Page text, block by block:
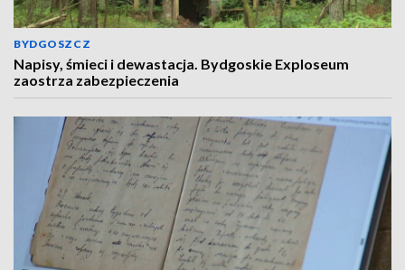
BYDGOSZCZ
Napisy, śmieci i dewastacja. Bydgoskie Exploseum
zaostrza zabezpieczenia